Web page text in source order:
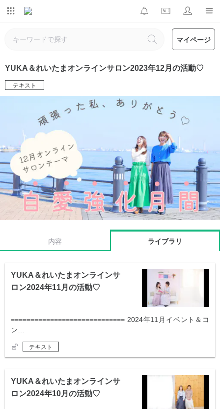
マイページ
YUKA＆れいたまオンラインサロン2023年12月の活動♡
テキスト
内容 ライブラリ
YUKA＆れいたまオンラインサ
ロン2024年11月の活動♡
============================= 2024年11月イベント＆コ
ン…
テキスト
YUKA＆れいたまオンラインサ
ロン2024年10月の活動♡